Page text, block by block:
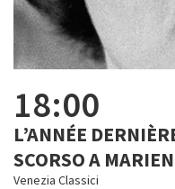
18:00
L’ANNÉE
SCORSO A
Venezia Classici